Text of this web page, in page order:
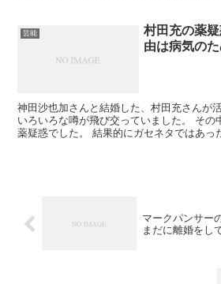
芸能
村田充の薬
由は病気のた
神田沙也加さんと結婚した、村田充さんが
いろいろな噂が飛び交っていました。 その
薬疑惑でした。 結果的にガセネタではあっ
マークパンサー
まだに離婚をし